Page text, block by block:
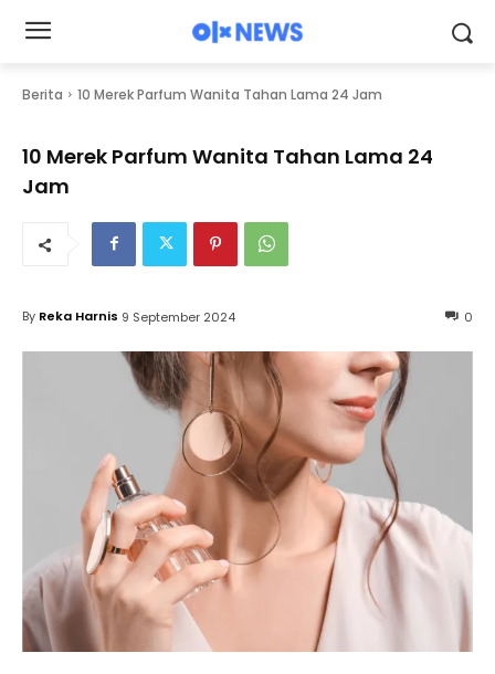
Berita 10 Merek Parfum Wanita Tahan Lama 24 Jam
10 Merek Parfum Wanita Tahan Lama 24
Jam
0
By Reka Harnis 9 September 2024